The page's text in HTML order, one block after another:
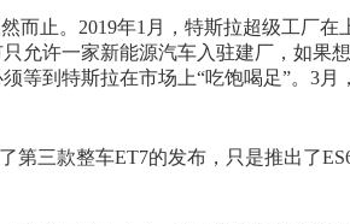
而止。2019年1月，特斯拉超级工厂
允许一家新能源汽车入驻建厂，如果
等到特斯拉在市场上“吃饱喝足”。3
第三款整车ET7的发布，只是推出了